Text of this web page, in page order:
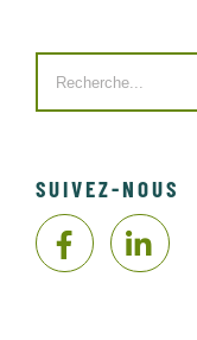
for:
SUIVEZ-NOUS